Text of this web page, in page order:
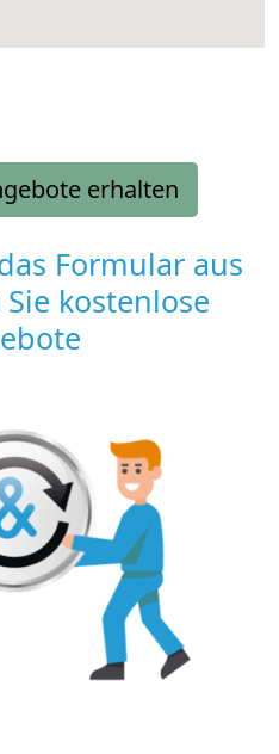
erhalten
Formular aus
kostenlose